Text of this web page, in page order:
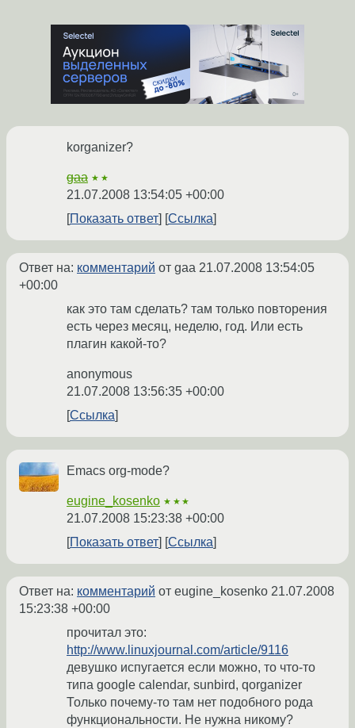
korganizer?
gaa ★★
21.07.2008 13:54:05 +00:00
Показать ответ
Ссылка
Ответ на: комментарий от gaa 21.07.2008 13:54:05
+00:00
как это там сделать? там только повторения
есть через месяц, неделю, год. Или есть
плагин какой-то?
anonymous
21.07.2008 13:56:35 +00:00
Ссылка
Emacs org-mode?
eugine_kosenko ★★★
21.07.2008 15:23:38 +00:00
Показать ответ
Ссылка
Ответ на: комментарий от eugine_kosenko 21.07.2008
15:23:38 +00:00
прочитал это:
http://www.linuxjournal.com/article/9116
девушко испугается если можно, то что-то
типа google calendar, sunbird, qorganizer
Только почему-то там нет подобного рода
функциональности. Не нужна никому?